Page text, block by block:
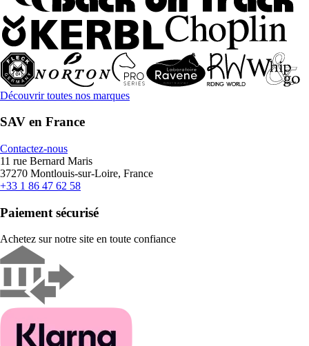
Découvrir toutes nos marques
SAV en France
Contactez-nous
11 rue Bernard Maris
37270 Montlouis-sur-Loire, France
+33 1 86 47 62 58
Paiement sécurisé
Achetez sur notre site en toute confiance